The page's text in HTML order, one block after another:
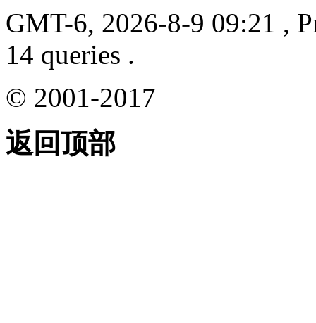
GMT-6, 2026-8-9 09:21 ,
14 queries .
© 2001-2017
返回顶部